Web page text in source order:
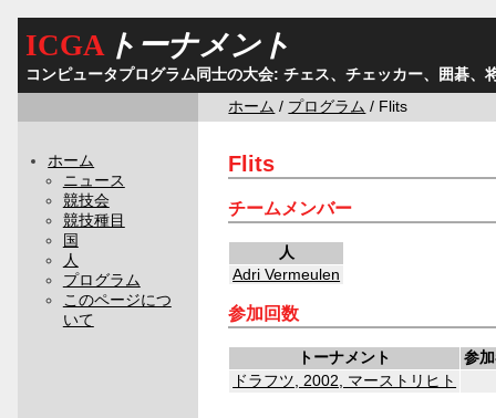
ICGAトーナメント
コンピュータプログラム同士の大会: チェス、チェッカー、囲碁、
ホーム / プログラム / Flits
ホーム
ニュース
競技会
競技種目
国
人
プログラム
このページにつ
いて
Flits
チームメンバー
人
Adri Vermeulen
参加回数
トーナメント
参
ドラフツ, 2002, マーストリヒト